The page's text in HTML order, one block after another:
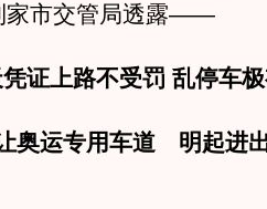
家市交管局透露——
证上路不受罚 乱停车
运专用车道 明起进